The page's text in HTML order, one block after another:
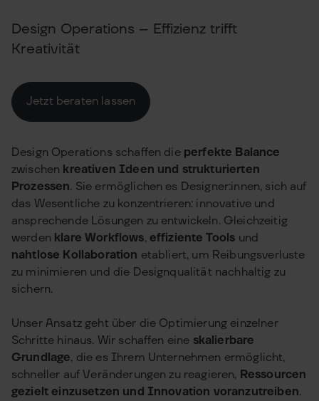
Design Operations – Effizienz trifft
Kreativität
Jetzt beraten lassen
Design Operations schaffen die perfekte Balance
zwischen kreativen Ideen und strukturierten
Prozessen. Sie ermöglichen es Designer:innen, sich auf
das Wesentliche zu konzentrieren: innovative und
ansprechende Lösungen zu entwickeln. Gleichzeitig
werden klare Workflows, effiziente Tools und
nahtlose Kollaboration etabliert, um Reibungsverluste
zu minimieren und die Designqualität nachhaltig zu
sichern.
Unser Ansatz geht über die Optimierung einzelner
Schritte hinaus. Wir schaffen eine skalierbare
Grundlage, die es Ihrem Unternehmen ermöglicht,
schneller auf Veränderungen zu reagieren, Ressourcen
gezielt einzusetzen und Innovation voranzutreiben.